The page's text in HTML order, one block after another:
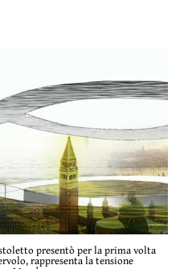
presentò per la prima volta
rappresenta la tensione